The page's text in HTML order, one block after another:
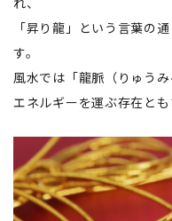
れ、
「昇り龍」という言葉の
す。
風水では「龍脈（りゅう
エネルギーを運ぶ存在とも